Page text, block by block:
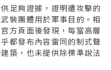
足夠證據，證明遭攻擊的
裝團體用於軍事目的。相
方頁面後發現，每當高層
都發布內容雷同的制式聲
築，也未提供除標準說法